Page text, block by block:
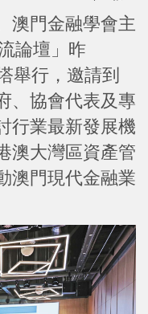
澳門金融學會主
論壇」昨
舉行，邀請到
、協會代表及專
行業最新發展機
澳大灣區資產管
澳門現代金融業